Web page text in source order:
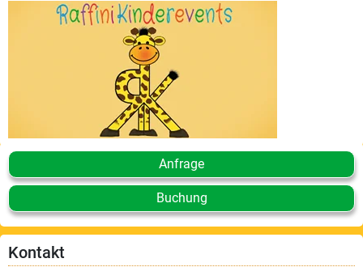
Videos
Blog
Anfrage
Buchung
Kontakt